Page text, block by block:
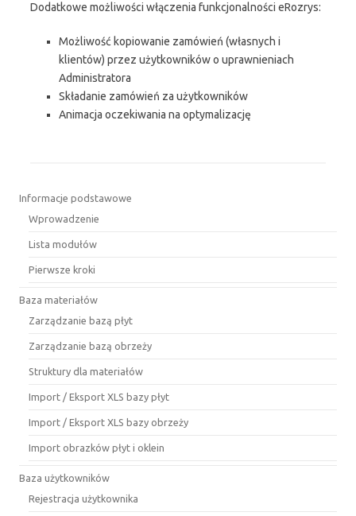
Dodatkowe możliwości włączenia funkcjonalności eRozrys:
Możliwość kopiowanie zamówień (własnych i
klientów) przez użytkowników o uprawnieniach
Administratora
Składanie zamówień za użytkowników
Animacja oczekiwania na optymalizację
Informacje podstawowe
Wprowadzenie
Lista modułów
Pierwsze kroki
Baza materiałów
Zarządzanie bazą płyt
Zarządzanie bazą obrzeży
Struktury dla materiałów
Import / Eksport XLS bazy płyt
Import / Eksport XLS bazy obrzeży
Import obrazków płyt i oklein
Baza użytkowników
Rejestracja użytkownika